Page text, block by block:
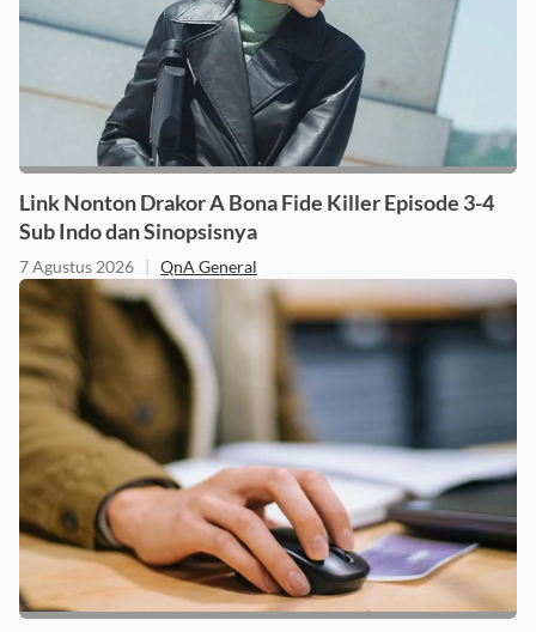
Link Nonton Drakor A Bona Fide Killer Episode 3-4
Sub Indo dan Sinopsisnya
7 Agustus 2026 | QnA General